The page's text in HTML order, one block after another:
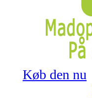
Køb den nu